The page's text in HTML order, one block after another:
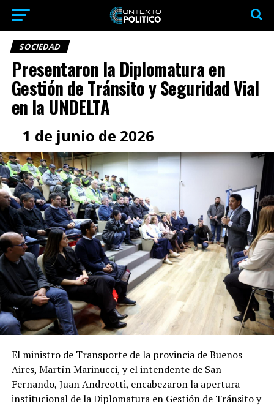
SOCIEDAD
Presentaron la Diplomatura en
Gestión de Tránsito y Seguridad Vial
en la UNDELTA
1 de junio de 2026
El ministro de Transporte de la provincia de Buenos
Aires, Martín Marinucci, y el intendente de San
Fernando, Juan Andreotti, encabezaron la apertura
institucional de la Diplomatura en Gestión de Tránsito y